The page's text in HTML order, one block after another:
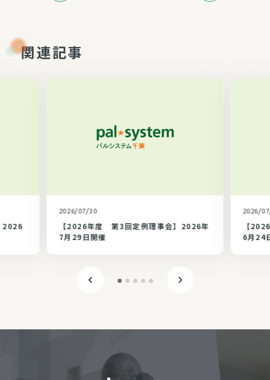
関連記事
2026
2026/07/30
【2026年度 第3回定例理事会】2026年
7月29日開催
2026/
【
6月24